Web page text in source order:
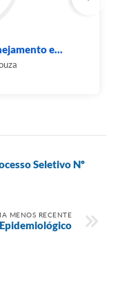
e...
Seletivo Nº
MENOS RECENTE